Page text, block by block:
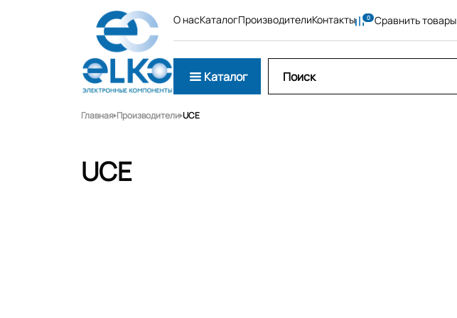
О насКаталогПроизводителиКонтакты Сравнить товары
Каталог
Главная Производители UCE
UCE